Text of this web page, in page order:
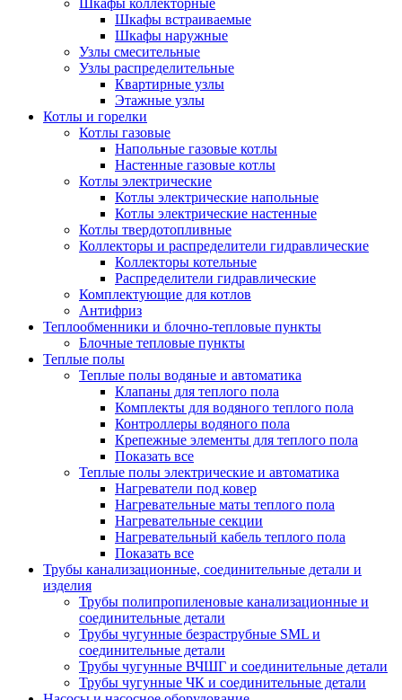
Шкафы коллекторные
Шкафы встраиваемые
Шкафы наружные
Узлы смесительные
Узлы распределительные
Квартирные узлы
Этажные узлы
Котлы и горелки
Котлы газовые
Напольные газовые котлы
Настенные газовые котлы
Котлы электрические
Котлы электрические напольные
Котлы электрические настенные
Котлы твердотопливные
Коллекторы и распределители гидравлические
Коллекторы котельные
Распределители гидравлические
Комплектующие для котлов
Антифриз
Теплообменники и блочно-тепловые пункты
Блочные тепловые пункты
Теплые полы
Теплые полы водяные и автоматика
Клапаны для теплого пола
Комплекты для водяного теплого пола
Контроллеры водяного пола
Крепежные элементы для теплого пола
Показать все
Теплые полы электрические и автоматика
Нагреватели под ковер
Нагревательные маты теплого пола
Нагревательные секции
Нагревательный кабель теплого пола
Показать все
Трубы канализационные, соединительные детали и
изделия
Трубы полипропиленовые канализационные и
соединительные детали
Трубы чугунные безраструбные SML и
соединительные детали
Трубы чугунные ВЧШГ и соединительные детали
Трубы чугунные ЧК и соединительные детали